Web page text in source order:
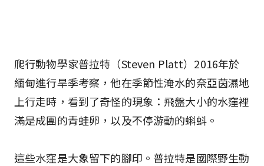
爬行動物學家普拉特（Steven Platt）2016年於
緬甸進行旱季考察，他在季節性淹水的奈亞茵濕地
上行走時，看到了奇怪的現象：飛盤大小的水窪裡
滿是成團的青蛙卵，以及不停游動的蝌蚪。
這些水窪是大象留下的腳印。普拉特是國際野生動